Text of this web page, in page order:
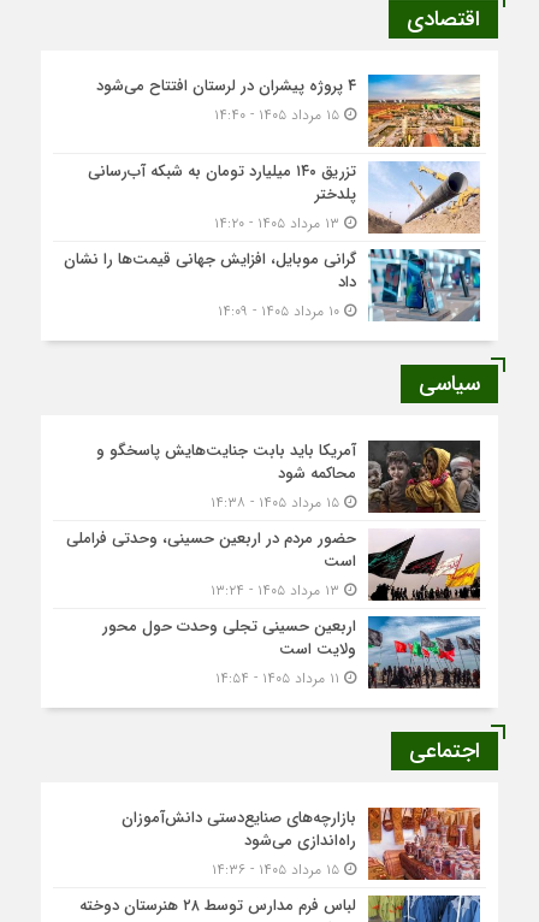
اقتصادی
۴ پروژه پیشران در لرستان افتتاح می‌شود
۱۵ مرداد ۱۴۰۵ - ۱۴:۴۰
تزریق ۱۴۰ میلیارد تومان به شبکه آب‌رسانی
پلدختر
گرانی موبایل، افزایش جهانی قیمت‌ها را نشان
داد
۱۰ مرداد ۱۴۰۵ - ۱۴:۰۹
سیاسی
آمریکا باید بابت جنایت‌هایش پاسخگو و
محاکمه شود
۱۵ مرداد ۱۴۰۵ - ۱۴:۳۸
حضور مردم در اربعین حسینی، وحدتی فراملی
است
اربعین حسینی تجلی وحدت حول محور
ولایت است
اجتماعی
بازارچه‌های صنایع‌دستی دانش‌آموزان
راه‌اندازی می‌شود
۱۵ مرداد ۱۴۰۵ - ۱۴:۳۶
لباس فرم مدارس توسط ۲۸ هنرستان‌ دوخته